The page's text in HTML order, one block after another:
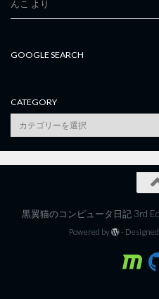
んこ より
GOOGLE SEARCH
CATEGORY
category
黒翼猫のコンピュータ日記 3rd
Powered by -